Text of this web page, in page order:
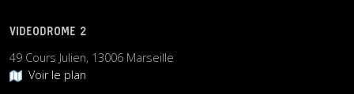
VIDEODROME 2
49 Cours Julien, 13006 Marseille
Voir le plan